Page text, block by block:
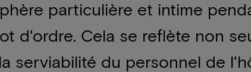
particulière et intime
d'ordre. Cela se reflète non
serviabilité du personnel de